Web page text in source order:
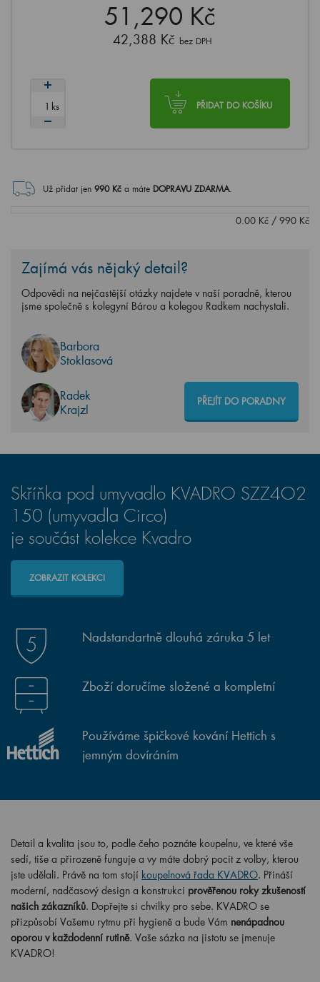
51,290 Kč
42,388 Kč bez DPH
PŘIDAT DO KOŠÍKU
ks
Už přidat jen 990Kč a máte DOPRAVU ZDARMA.
0.00 Kč / 990 Kč
Zajímá vás nějaký detail?
Odpovědi na nejčastější otázky najdete v naší poradně, kterou
jsme společně s kolegyní Bárou a kolegou Radkem nachystali.
Barbora
Stoklasová
Radek
Krajzl
PŘEJÍT DO PORADNY
Skříňka pod umyvadlo KVADRO SZZ4O2
150 (umyvadla Circo)
je součást kolekce Kvadro
ZOBRAZIT KOLEKCI
Nadstandartně dlouhá záruka 5 let
Zboží doručíme složené a kompletní
Používáme špičkové kování Hettich s
jemným dovíráním
Detail a kvalita jsou to, podle čeho poznáte koupelnu, ve které vše
sedí, tiše a přirozeně funguje a vy máte dobrý pocit z volby, kterou
jste udělali. Právě na tom stojí koupelnová řada KVADRO. Přináší
moderní, nadčasový design a konstrukci prověřenou roky zkušeností
našich zákazníků. Dopřejte si chvilky pro sebe. KVADRO se
přizpůsobí Vašemu rytmu při hygieně a bude Vám nenápadnou
oporou v každodenní rutině. Vaše sázka na jistotu se jmenuje
KVADRO!